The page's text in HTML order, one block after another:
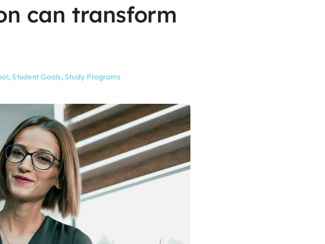
can transform
, Student Goals, Study Programs